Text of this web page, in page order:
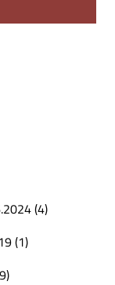
(4)
(1)